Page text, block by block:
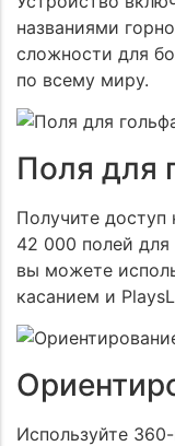
названиями
сложности для
по всему миру.
Поля для
Получите доступ
42 000 полей
вы можете
касанием и
Используйте